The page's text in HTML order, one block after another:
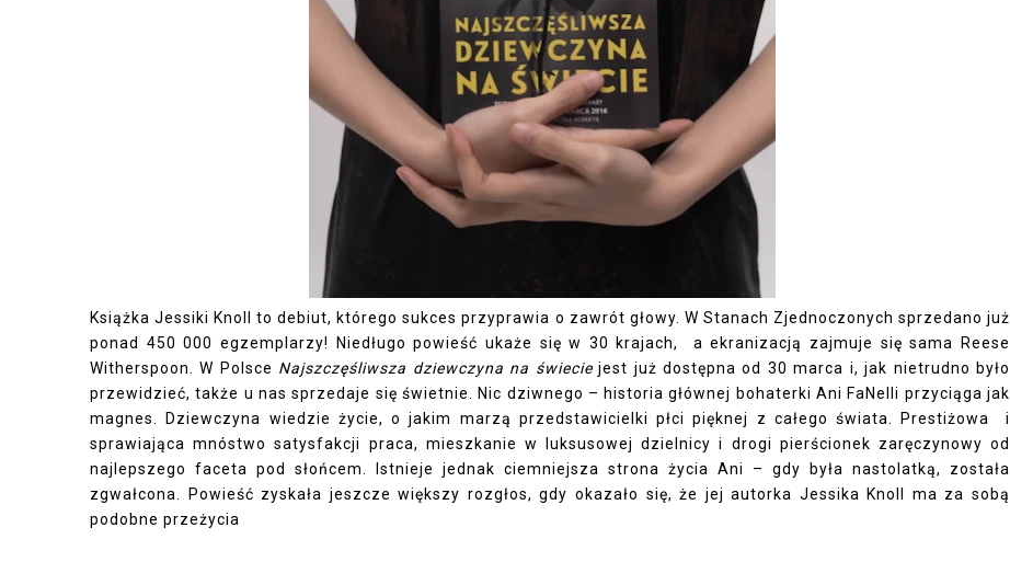
Książka Jessiki Knoll to debiut, którego sukces przyprawia o zawrót głowy. W Stanach Zjednoczonych sprzedano już
ponad 450 000 egzemplarzy! Niedługo powieść ukaże się w 30 krajach, a ekranizacją zajmuje się sama Reese
Witherspoon. W Polsce Najszczęśliwsza dziewczyna na świeciejest już dostępna od 30 marca i, jak nietrudno było
przewidzieć, także u nas sprzedaje się świetnie. Nic dziwnego – historia głównej bohaterki Ani FaNelli przyciąga jak
magnes. Dziewczyna wiedzie życie, o jakim marzą przedstawicielki płci pięknej z całego świata. Prestiżowa i
sprawiająca mnóstwo satysfakcji praca, mieszkanie w luksusowej dzielnicy i drogi pierścionek zaręczynowy od
najlepszego faceta pod słońcem. Istnieje jednak ciemniejsza strona życia Ani – gdy była nastolatką, została
zgwałcona. Powieść zyskała jeszcze większy rozgłos, gdy okazało się, że jej autorka Jessika Knoll ma za sobą
podobne przeżycia